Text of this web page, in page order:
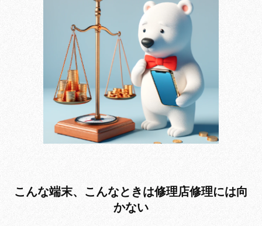
こんな端末、こんなときは修理店修理には向
かない